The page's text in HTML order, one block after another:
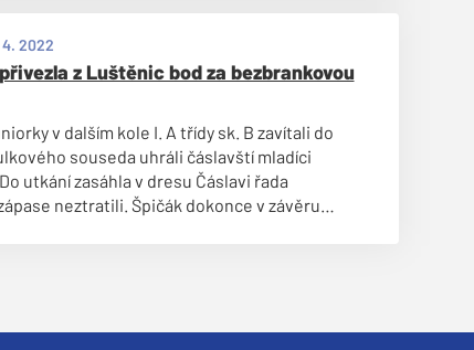
2022
z Luštěnic bod za bezbrankovou
v dalším kole I. A třídy sk. B zavítali do
souseda uhráli čáslavští mladíci
utkání zasáhla v dresu Čáslavi řada
neztratili. Špičák dokonce v závěru